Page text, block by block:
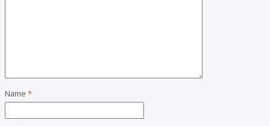
Name *